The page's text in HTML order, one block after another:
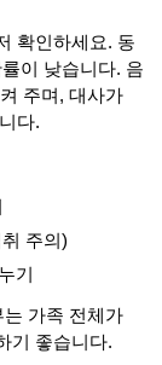
확인하세요. 동
이 낮습니다. 음
주며, 대사가
다.
주의)
기
가족 전체가
기 좋습니다.